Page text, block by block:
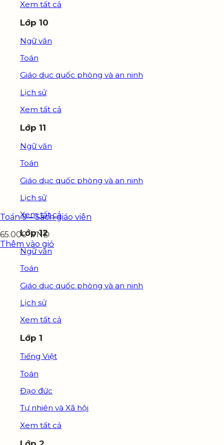
Xem tất cả
Lớp 10
Ngữ văn
Toán
Giáo dục quốc phòng và an ninh
Lịch sử
Xem tất cả
Lớp 11
Ngữ văn
Toán
Giáo dục quốc phòng và an ninh
Lịch sử
Xem tất cả
Lớp 12
Ngữ văn
Toán
Giáo dục quốc phòng và an ninh
Lịch sử
Xem tất cả
Lớp 1
Tiếng Việt
Toán
Đạo đức
Tự nhiên và Xã hội
Xem tất cả
Toán 9 – Sách giáo viên
65.000VNĐ
Thêm vào giỏ